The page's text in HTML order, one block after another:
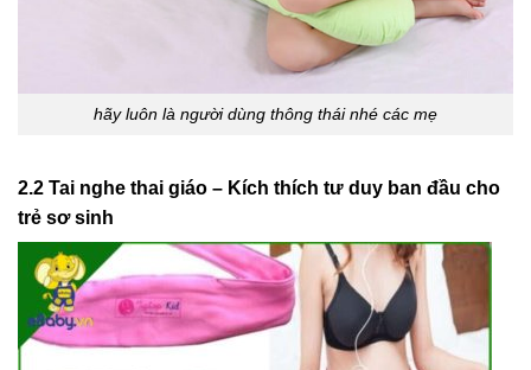
hãy luôn là người dùng thông thái nhé các mẹ
2.2 Tai nghe thai giáo – Kích thích tư duy ban đầu cho
trẻ sơ sinh